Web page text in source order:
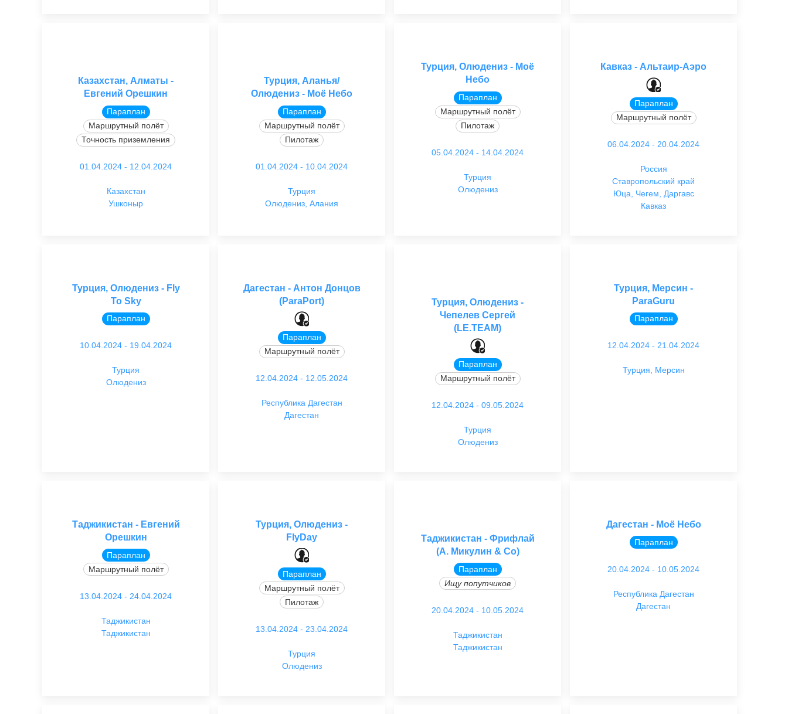
Казахстан, Алматы -
Евгений Орешкин
Параплан
Маршрутный полёт
Точность приземления
01.04.2024 - 12.04.2024
Казахстан
Ушконыр
Турция, Аланья/
Олюдениз - Моё Небо
Параплан
Маршрутный полёт
Пилотаж
01.04.2024 - 10.04.2024
Турция
Олюдениз, Алания
Турция, Олюдениз - Моё
Небо
Параплан
Маршрутный полёт
Пилотаж
05.04.2024 - 14.04.2024
Турция
Олюдениз
Кавказ - Альтаир-Аэро
Параплан
Маршрутный полёт
06.04.2024 - 20.04.2024
Россия
Ставропольский край
Юца, Чегем, Даргавс
Кавказ
Турция, Олюдениз - Fly
To Sky
Параплан
10.04.2024 - 19.04.2024
Турция
Олюдениз
Дагестан - Антон Донцов
(ParaPort)
Параплан
Маршрутный полёт
12.04.2024 - 12.05.2024
Республика Дагестан
Дагестан
Турция, Олюдениз -
Чепелев Сергей
(LE.TEAM)
Параплан
Маршрутный полёт
12.04.2024 - 09.05.2024
Турция
Олюдениз
Турция, Мерсин -
ParaGuru
Параплан
12.04.2024 - 21.04.2024
Турция, Мерсин
Таджикистан - Евгений
Орешкин
Параплан
Маршрутный полёт
13.04.2024 - 24.04.2024
Таджикистан
Таджикистан
Турция, Олюдениз -
FlyDay
Параплан
Маршрутный полёт
Пилотаж
13.04.2024 - 23.04.2024
Турция
Олюдениз
Таджикистан - Фрифлай
(А. Микулин & Со)
Параплан
Ищу попутчиков
20.04.2024 - 10.05.2024
Таджикистан
Таджикистан
Дагестан - Моё Небо
Параплан
20.04.2024 - 10.05.2024
Республика Дагестан
Дагестан